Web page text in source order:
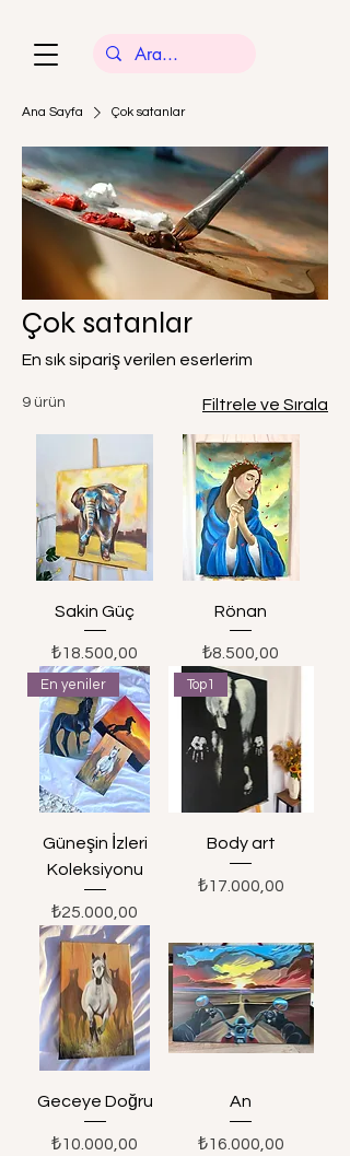
Ana Sayfa Çok satanlar
Çok satanlar
En sık sipariş verilen eserlerim
9 ürün Filtrele ve Sırala
Sakin Güç
Fiyat
₺18.500,00
Rönan
Fiyat
₺8.500,00
En yeniler
Güneşin İzleri
Koleksiyonu
Fiyat
₺25.000,00
Top1
Body art
Fiyat
₺17.000,00
Geceye Doğru
Fiyat
₺10.000,00
An
Fiyat
₺16.000,00